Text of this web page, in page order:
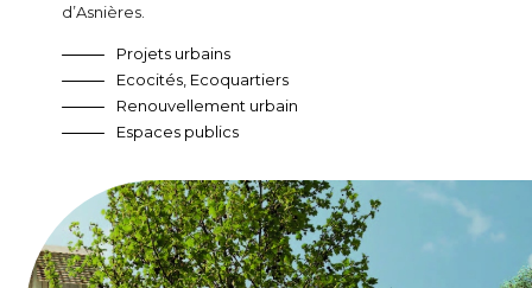
d’Asnières.
Projets urbains
Ecocités, Ecoquartiers
Renouvellement urbain
Espaces publics